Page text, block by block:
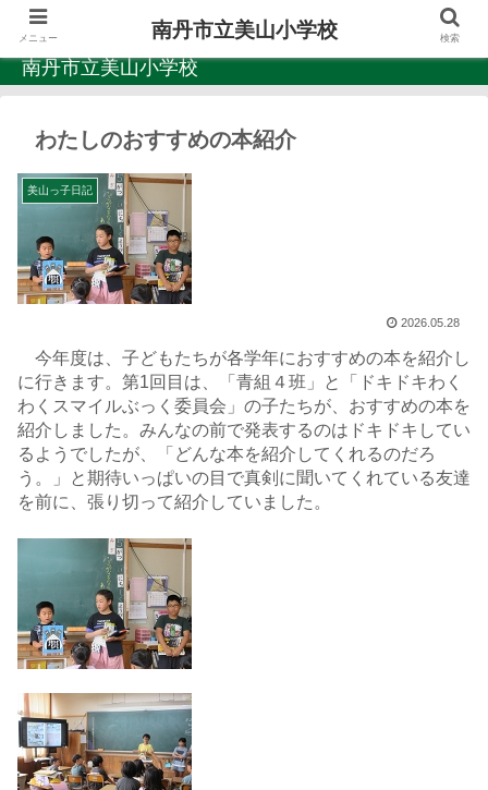
南丹市立美山小学校
わたしのおすすめの本紹介
美山っ子日記
2026.05.28
今年度は、子どもたちが各学年におすすめの本を紹介し
に行きます。第1回目は、「青組４班」と「ドキドキわく
わくスマイルぶっく委員会」の子たちが、おすすめの本を
紹介しました。みんなの前で発表するのはドキドキしてい
るようでしたが、「どんな本を紹介してくれるのだろ
う。」と期待いっぱいの目で真剣に聞いてくれている友達
を前に、張り切って紹介していました。
メニュー 南丹市立美山小学校 検索